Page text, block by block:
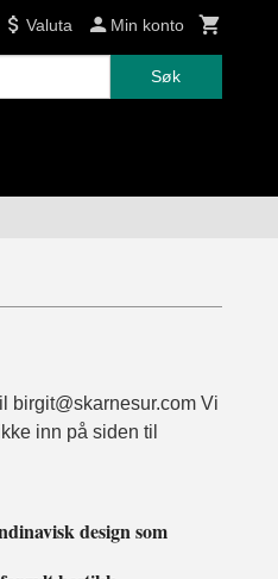
Valuta Min konto
Søk
birgit@skarnesur.com Vi
inn på siden til
design som